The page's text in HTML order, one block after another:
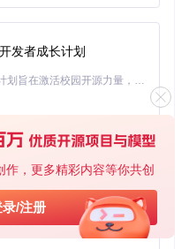
，更多精彩内容等你共创
/注册
像素与物理尺寸的映射
选择合适的送料器模型
装精度
，先用src/main/resource
验证系统。这些样本文件
试工具。
源制造的未来
扩张，这不仅体现在代码
发者成长计划
「源启盛夏」暑期校园开发者成长计划旨在激活校园开源力量，通过积分激励、认证扶持、资源倾斜等形式，引导高校组织和开发者完成「入驻 — 建项目 — 做贡献 — 获认证 — 得资源」的完整闭环。无论你是想带领社团入驻平台的组织者，还是希望用代码贡献证明自己的开发者，都能在这里找到属于你的成长路径。
基于Python的Xiaozhi AI，适用于想要完整Xiaozhi体验而无需拥有专用硬件的用户。